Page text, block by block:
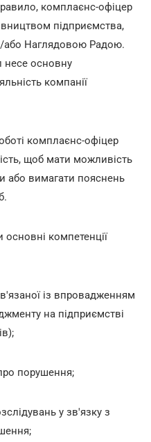
комплаєнс-офіцер
підприємства,
або Наглядовою Радою.
несе основну
компанії
комплаєнс-офіцер
щоб мати можливість
або вимагати пояснень
компетенції
із впровадженням
на підприємстві
порушення;
у зв'язку з